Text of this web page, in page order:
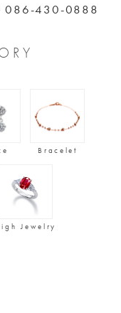
086-430-0888
Bracelet
Jewelry